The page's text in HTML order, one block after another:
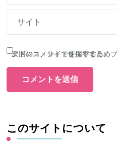
次回のコメントで使用するためブラウザーに自分の名前、メールアドレス、サイトを保存する。
このサイトについて